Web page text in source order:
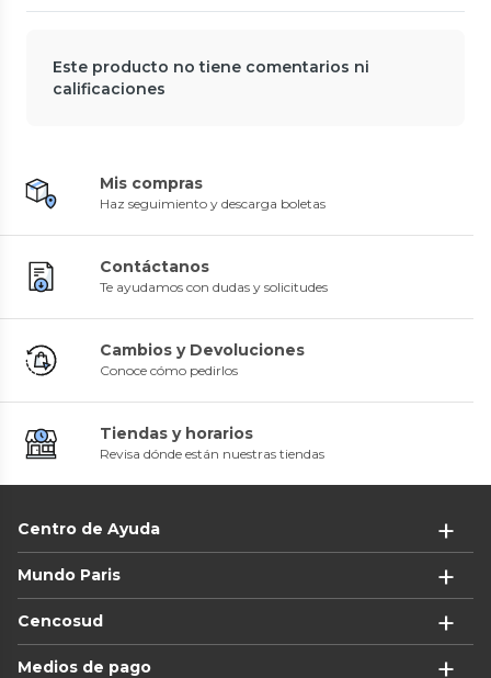
Este producto no tiene comentarios ni
calificaciones
Mis compras
Haz seguimiento y descarga boletas
Contáctanos
Te ayudamos con dudas y solicitudes
Cambios y Devoluciones
Conoce cómo pedirlos
Tiendas y horarios
Revisa dónde están nuestras tiendas
Centro de Ayuda
Mundo Paris
Cencosud
Medios de pago